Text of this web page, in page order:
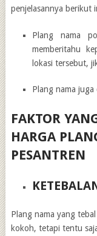
penjelasannya berikut
Plang nama
memberitahu
lokasi tersebut,
Plang nama
FAKTOR
HARGA
PESANTREN
Plang nama yang
kokoh, tetapi tentu